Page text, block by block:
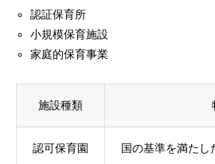
認証保育所
小規模保育施設
家庭的保育事業
施設種類
認可保育園 国の基準を満たし